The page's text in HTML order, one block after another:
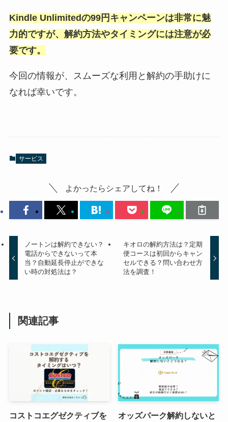
Kindle Unlimitedの99円キャンペーンは非常に魅
力的ですが、解約方法やタイミングには注意が必
要です。
今回の情報が、スムーズな利用と解約の手助けに
なれば幸いです。
サービス
よかったらシェアしてね！
ノートンは解約できない？
電話からできないって本
当？自動延長停止ができな
い時の対処法は？
キオロの解約方法は？定期
便コースは初回からキャン
セルできる？問い合わせ方
法を調査！
関連記事
コストコエグゼクティブを
オッズパーク解約しないと